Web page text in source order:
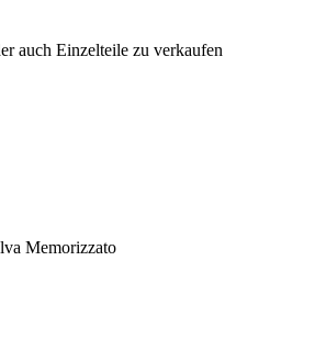
auch Einzelteile zu verkaufen
Memorizzato